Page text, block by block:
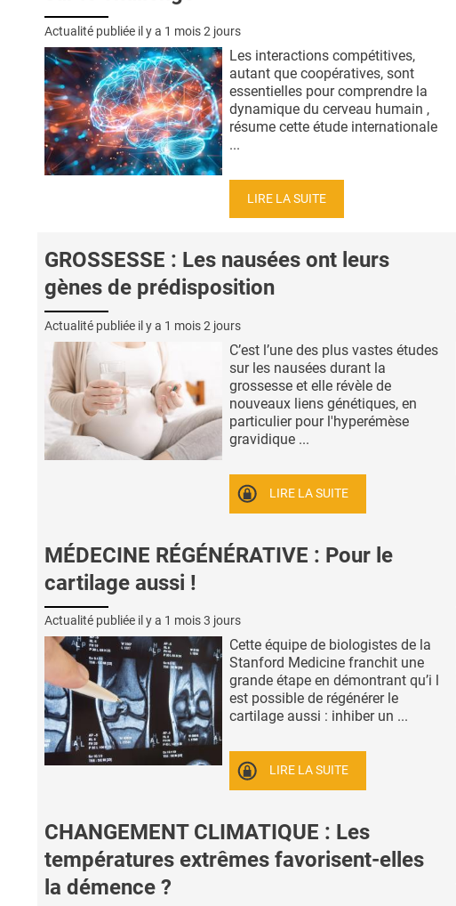
Actualité publiée il y a 1 mois 2 jours
Les interactions compétitives,
autant que coopératives, sont
essentielles pour comprendre la
dynamique du cerveau humain ,
résume cette étude internationale
...
LIRE LA SUITE
GROSSESSE : Les nausées ont leurs
gènes de prédisposition
Actualité publiée il y a 1 mois 2 jours
C’est l’une des plus vastes études
sur les nausées durant la
grossesse et elle révèle de
nouveaux liens génétiques, en
particulier pour l'hyperémèse
gravidique ...
LIRE LA SUITE
MÉDECINE RÉGÉNÉRATIVE : Pour le
cartilage aussi !
Actualité publiée il y a 1 mois 3 jours
Cette équipe de biologistes de la
Stanford Medicine franchit une
grande étape en démontrant qu’i l
est possible de régénérer le
cartilage aussi : inhiber un ...
LIRE LA SUITE
CHANGEMENT CLIMATIQUE : Les
températures extrêmes favorisent-elles
la démence ?